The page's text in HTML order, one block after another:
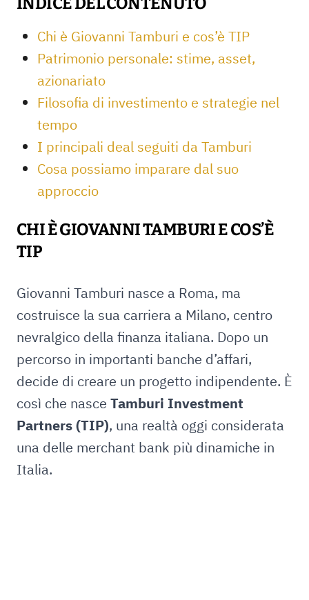
Chi è Giovanni Tamburi e cos’è TIP
Patrimonio personale: stime, asset,
azionariato
Filosofia di investimento e strategie nel
tempo
I principali deal seguiti da Tamburi
Cosa possiamo imparare dal suo
approccio
CHI È GIOVANNI TAMBURI E COS’È
TIP
Giovanni Tamburi nasce a Roma, ma
costruisce la sua carriera a Milano, centro
nevralgico della finanza italiana. Dopo un
percorso in importanti banche d’affari,
decide di creare un progetto indipendente. È
così che nasce Tamburi Investment
Partners (TIP), una realtà oggi considerata
una delle merchant bank più dinamiche in
Italia.